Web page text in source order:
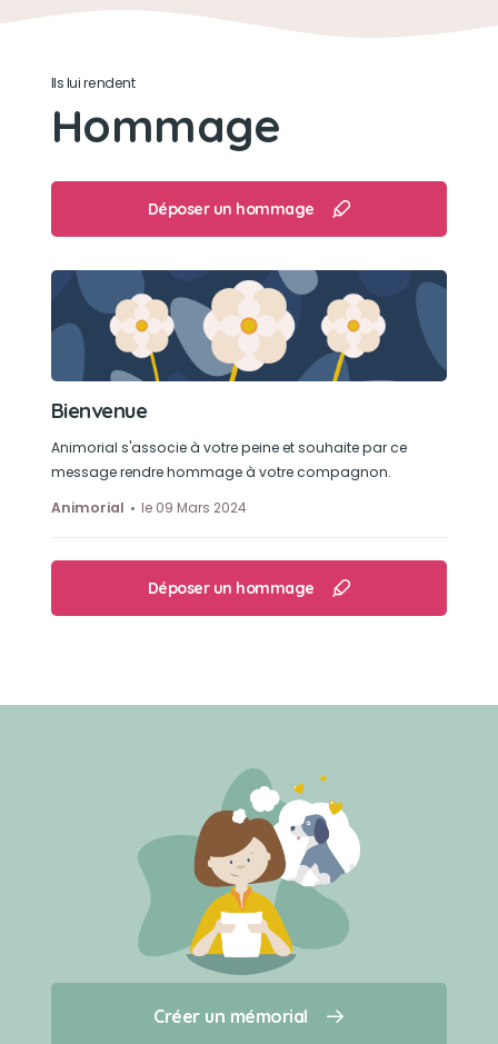
Créer un mémorial
Qui sommes-nous ?
aller dans la baignoire après la douche ou
Son caractère
Douce, chipie par fois, qui discuté beaucoup
mais jamais sans raison
son doudou, ou les bretelles ou les ficelles en
tout genre du moment que cela avez un lien
Son loisir préféré
dormir ou venir me voir pour avoir des calins
Ils lui rendent
Hommage
Déposer un hommage
Bienvenue
Animorial s'associe à votre peine et souhaite par ce
message rendre hommage à votre compagnon.
Animorial
le 09 Mars 2024
Déposer un hommage
Créer un mémorial